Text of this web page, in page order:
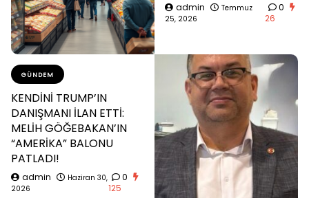
admin
Temmuz
25, 2026
0
26
GÜNDEM
KENDİNİ TRUMP’IN
DANIŞMANI İLAN ETTİ:
MELİH GÖĞEBAKAN’IN
“AMERİKA” BALONU
PATLADI!
admin
Haziran 30,
2026
0
125